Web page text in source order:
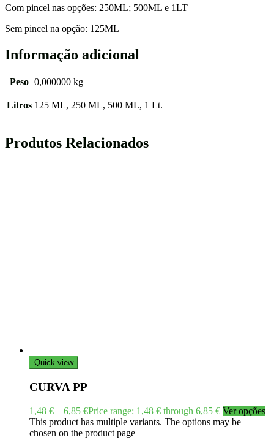
Com pincel nas opções: 250ML; 500ML e 1LT
Sem pincel na opção: 125ML
Informação adicional
Peso 0,000000 kg
Litros 125 ML, 250 ML, 500 ML, 1 Lt.
Produtos Relacionados
Quick view
CURVA PP
1,48 € – 6,85 €Price range: 1,48 € through 6,85 € Ver opções
This product has multiple variants. The options may be
chosen on the product page